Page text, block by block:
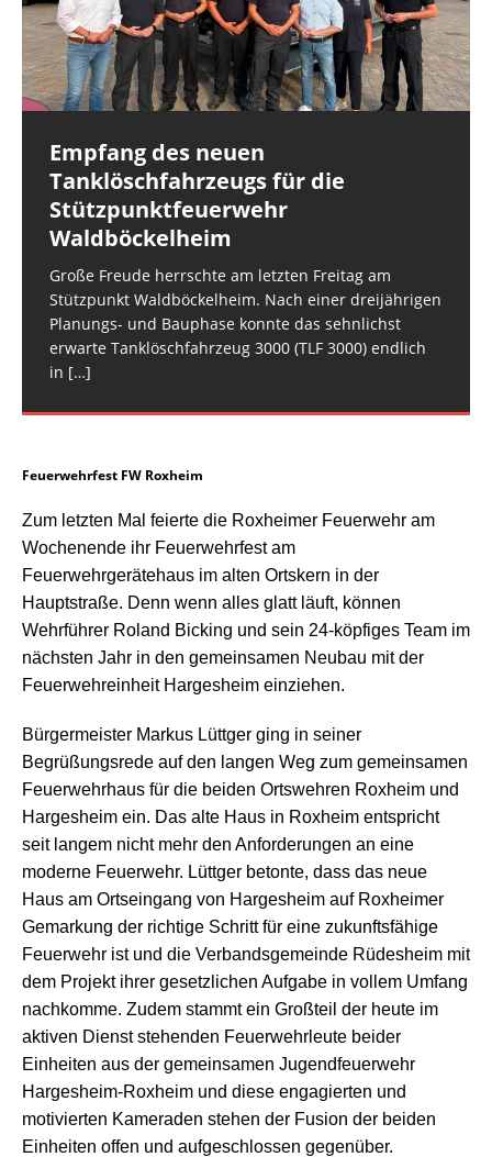
Empfang des neuen
Tanklöschfahrzeugs für die
Stützpunktfeuerwehr
Waldböckelheim
Große Freude herrschte am letzten Freitag am
Stützpunkt Waldböckelheim. Nach einer dreijährigen
Planungs- und Bauphase konnte das sehnlichst
erwarte Tanklöschfahrzeug 3000 (TLF 3000) endlich
in […]
Rüdesheim: Notfalltüröffnung
Die Rüdesheimer Feuerwehr wurde am
Mittwochmorgen zu einer Notfalltüröffnung in der
Rüdesheimer Ortslage alarmiert. (rg) Bildquelle:
Wasserschaden in einer Wohnung im ersten
Obergeschoss. Für
[…]
Alarmierung der Feuerwehr Hargesheim-Roxheim
und der FEZ Rüdesheim am Montagabend. Es
handelte sich
[…]
Einsatzkräfte von Feuerwehren, THW, Rettungsdienst
und Polizei. Gegen 16:30 Uhr erfolgte die
überörtliche Anforderung der
[…]
Feuerwehrfest FW Roxheim
Zum letzten Mal feierte die Roxheimer Feuerwehr am
Wochenende ihr Feuerwehrfest am
Feuerwehrgerätehaus im alten Ortskern in der
Hauptstraße. Denn wenn alles glatt läuft, können
Wehrführer Roland Bicking und sein 24-köpfiges Team im
nächsten Jahr in den gemeinsamen Neubau mit der
Feuerwehreinheit Hargesheim einziehen.
Bürgermeister Markus Lüttger ging in seiner
Begrüßungsrede auf den langen Weg zum gemeinsamen
Feuerwehrhaus für die beiden Ortswehren Roxheim und
Hargesheim ein. Das alte Haus in Roxheim entspricht
seit langem nicht mehr den Anforderungen an eine
moderne Feuerwehr. Lüttger betonte, dass das neue
Haus am Ortseingang von Hargesheim auf Roxheimer
Gemarkung der richtige Schritt für eine zukunftsfähige
Feuerwehr ist und die Verbandsgemeinde Rüdesheim mit
dem Projekt ihrer gesetzlichen Aufgabe in vollem Umfang
nachkomme. Zudem stammt ein Großteil der heute im
aktiven Dienst stehenden Feuerwehrleute beider
Einheiten aus der gemeinsamen Jugendfeuerwehr
Hargesheim-Roxheim und diese engagierten und
motivierten Kameraden stehen der Fusion der beiden
Einheiten offen und aufgeschlossen gegenüber.